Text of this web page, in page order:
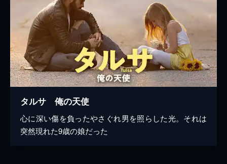
タルサ 俺の天使
心に深い傷を負ったやさぐれ男を照らした光。それは
突然現れた9歳の娘だった